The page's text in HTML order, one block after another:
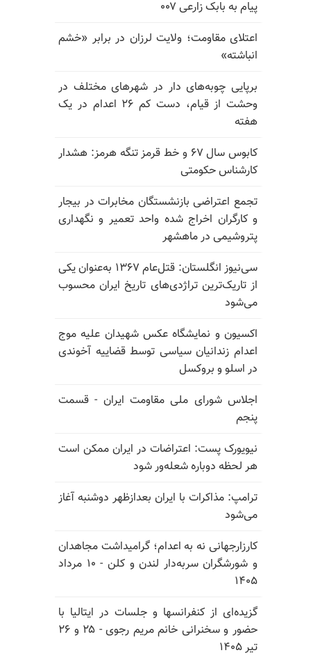
پیام به بابک زارعی ۰۰۷
اعتلای مقاومت؛ ولایت لرزان در برابر «خشم
انباشته»
برپایی چوبه‌های دار در شهرهای مختلف در
وحشت از قیام، دست کم ۲۶ اعدام در یک
هفته
کابوس سال ۶۷ و خط قرمز تنگه هرمز: هشدار
کارشناس حکومتی
تجمع اعتراضی بازنشستگان مخابرات در بیجار
و کارگران اخراج شده واحد تعمیر و نگهداری
پتروشیمی در ماهشهر
سی‌نیوز انگلستان: قتل‌عام ۱۳۶۷ به‌عنوان یکی
از تاریک‌ترین تراژدی‌های تاریخ ایران محسوب
می‌شود
اکسیون و نمایشگاه عکس شهیدان علیه موج
اعدام زندانیان سیاسی توسط قضاییه آخوندی
در اسلو و بروکسل
اجلاس شورای ملی مقاومت ایران - قسمت
پنجم
نیویورک پست: اعتراضات در ایران ممکن است
هر لحظه دوباره شعله‌ور شود
ترامپ: مذاکرات با ایران بعدازظهر دوشنبه آغاز
می‌شود
کارزارجهانی نه به اعدام؛ گرامیداشت مجاهدان
و شورشگران سربه‌دار لندن و کلن - ۱۰ مرداد
۱۴۰۵
گزیده‌ای از کنفرانسها و جلسات در ایتالیا با
حضور و سخنرانی خانم مریم رجوی - ۲۵ و ۲۶
تیر ۱۴۰۵